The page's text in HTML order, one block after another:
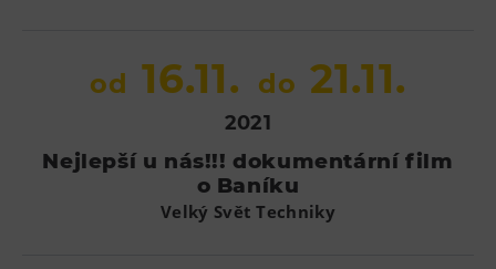
od 16.11. do 21.11.
2021
Nejlepší u nás!!! dokumentární film
o Baníku
Velký Svět Techniky